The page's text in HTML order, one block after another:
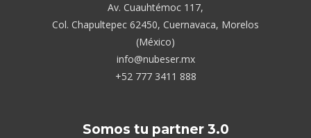
Av. Cuauhtémoc 117,
Col. Chapultepec 62450, Cuernavaca, Morelos
(México)
info@nubeser.mx
+52 777 3411 888
Somos tu partner 3.0